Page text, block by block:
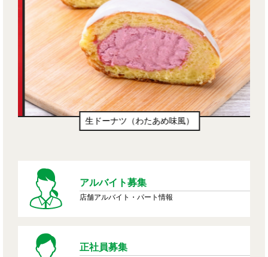
生ドーナツ（わたあめ味風）
アルバイト募集
店舗アルバイト・パート情報
正社員募集